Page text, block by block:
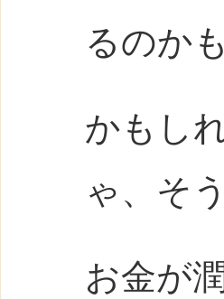
るのか
かもし
ゃ、そ
お金が